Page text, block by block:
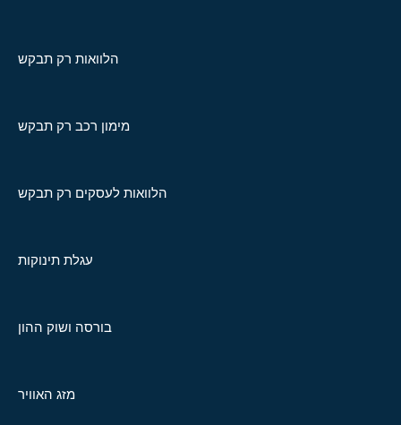
הלוואות רק תבקש
מימון רכב רק תבקש
הלוואות לעסקים רק תבקש
עגלת תינוקות
בורסה ושוק ההון
מזג האוויר